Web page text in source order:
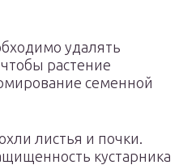
удалять
растение
семенной
листья и почки.
кустарника